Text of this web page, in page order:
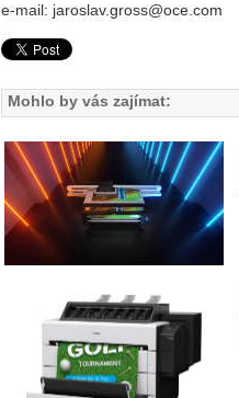
e-mail: jaroslav.gross@oce.com
Mohlo by vás zajímat: